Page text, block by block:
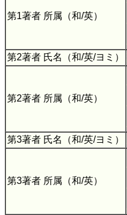
第1著者 所属（和/英）
第2著者 氏名（和/英/ヨミ）
第2著者 所属（和/英）
第3著者 氏名（和/英/ヨミ）
第3著者 所属（和/英）